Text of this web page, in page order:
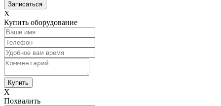
Х
Купить оборудование
Х
Похвалить